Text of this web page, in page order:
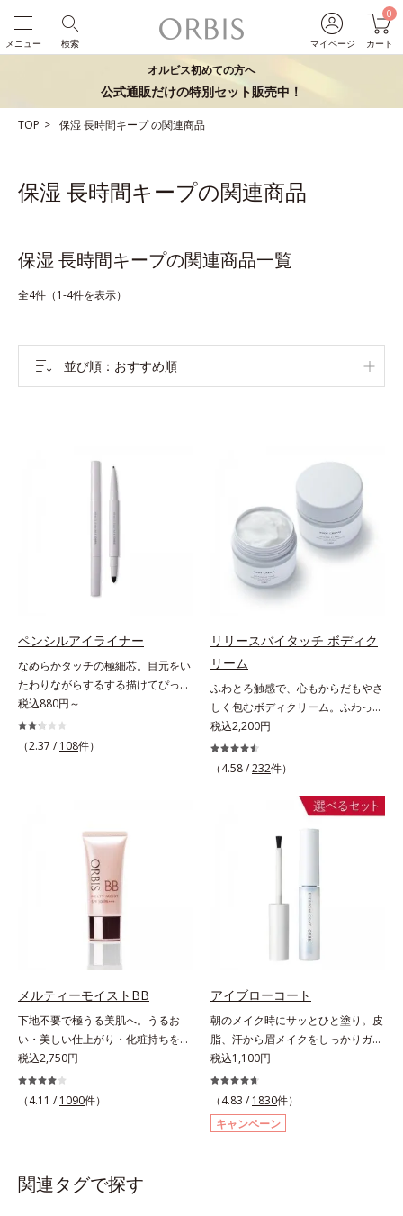
マイページ
0
カート
検索
メニュー
オルビス初めての方へ
公式通販だけの特別セット販売中！
TOP 保湿長時間キープの関連商品
保湿 長時間キープの関連商品
保湿 長時間キープの関連商品一覧
全4件（1-4件を表示）
並び順 おすすめ順
ペンシルアイライナー
なめらかタッチの極細芯。目元をい
たわりながらするする描けてぴった
り密着。するする描けてぴったり密
着。なめらかタッチの極細芯アイラ
イナーです。繊細な目のキワにも優
後に、後ろに付いているチップでま
つ毛の間を埋めるようにぼかせば、
ぱっちりと際立つナチュラルな目元
が完成します。汗や涙、皮脂にも強
く、美しい仕上がりを長時間キー
プ。目元ケア成分(*)で目元の負担も
軽減します。※中身を取り替えられ
るリフィルをご用意しています。*
パンテノール配合＝保湿成分
税込880円～
（2.37 / 108件）
リリースバイタッチ ボディク
リーム
ふわとろ触感で、心もからだもやさ
しく包むボディクリーム。ふわっと
軽やかで、ぽよっと弾むユニーク触
感。なじませると摩擦と皮膚温でほ
どけるボディクリームです。うっと
るおい膜が広がり、ベタつかないの
に吸い付くようなしっとりもちもち
肌に。加水分解ヒアルロン酸配合。
肌ボディを長時間キープします。
【ご使用方法】お風呂上がりなどの
清潔な肌に適量をやさしくなじませ
税込2,200円
（4.58 /232件）
メルティーモイストBB
下地不要で極うる美肌へ。うるお
い・美しい仕上がり・化粧持ちを実
現。美容液製法の極上BBクリー
ム。ファンデーションに美容成分を
加える一般的な製法ではなく、美容
上がり、化粧持ちを実現しました。
税込2,750円
（4.11 / 1090件）
アイブローコート
朝のメイク時にサッとひと塗り。皮
脂、汗から眉メイクをしっかりガー
ド！。メイク時に描いた眉の上から
サッとひと塗りするだけで、描いた
ままの美しい眉を長時間キープしま
す。汗、皮脂、こすれなどから美し
い眉をしっかり守るウォータープル
税込1,100円
（4.83 / 1830件）
キャンペーン
関連タグで探す